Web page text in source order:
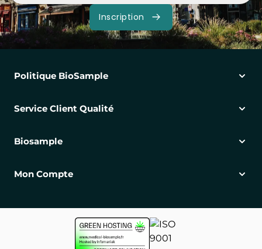
Inscription
Politique BioSample
Service Client Qualité
Biosample
Mon Compte